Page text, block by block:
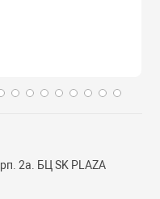
2а. БЦ SK PLAZA